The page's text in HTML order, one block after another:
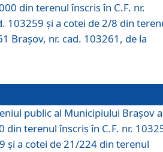
din terenul înscris în C.F. nr.
103259 și a cotei de 2/8 din
Brașov, nr. cad. 103261, de la
public al Municipiului Braşov a
din terenul înscris în C.F. nr.
și a cotei de 21/224 din terenul